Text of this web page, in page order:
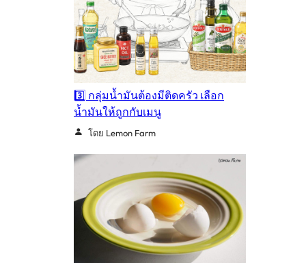
3️⃣ กลุ่มน้ำมันต้องมีติดครัว เลือก
น้ำมันให้ถูกกับเมนู
โดย Lemon Farm